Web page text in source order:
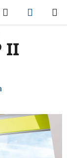
Hľadať
KOŠÍK
II